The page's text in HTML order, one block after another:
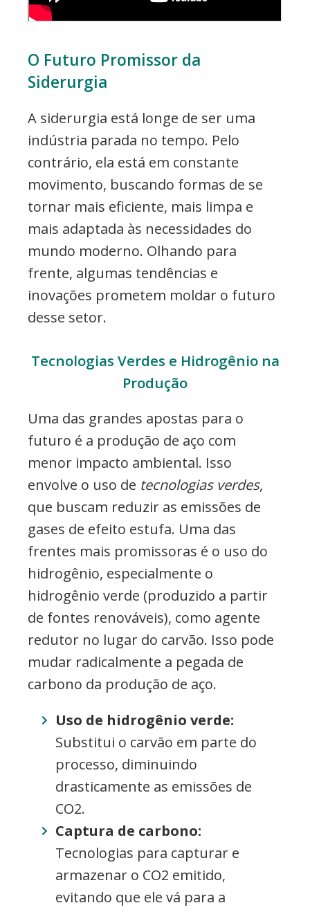
O Futuro Promissor da
Siderurgia
A siderurgia está longe de ser uma
indústria parada no tempo. Pelo
contrário, ela está em constante
movimento, buscando formas de se
tornar mais eficiente, mais limpa e
mais adaptada às necessidades do
mundo moderno. Olhando para
frente, algumas tendências e
inovações prometem moldar o futuro
desse setor.
Tecnologias Verdes e Hidrogênio na
Produção
Uma das grandes apostas para o
futuro é a produção de aço com
menor impacto ambiental. Isso
envolve o uso de tecnologias verdes,
que buscam reduzir as emissões de
gases de efeito estufa. Uma das
frentes mais promissoras é o uso do
hidrogênio, especialmente o
hidrogênio verde (produzido a partir
de fontes renováveis), como agente
redutor no lugar do carvão. Isso pode
mudar radicalmente a pegada de
carbono da produção de aço.
Uso de hidrogênio verde:
Substitui o carvão em parte do
processo, diminuindo
drasticamente as emissões de
CO2.
Captura de carbono:
Tecnologias para capturar e
armazenar o CO2 emitido,
evitando que ele vá para a